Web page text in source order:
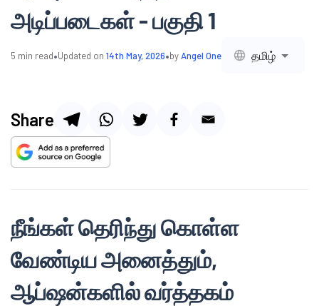
அடிப்படைகள் - பகுதி 1
5 min read•Updated on 14th May, 2026•byAngel One தமிழ்
Share
நீங்கள் தெரிந்து கொள்ள
வேண்டிய அனைத்தும்,
ஆப்ஷன்களில் வர்த்தகம்